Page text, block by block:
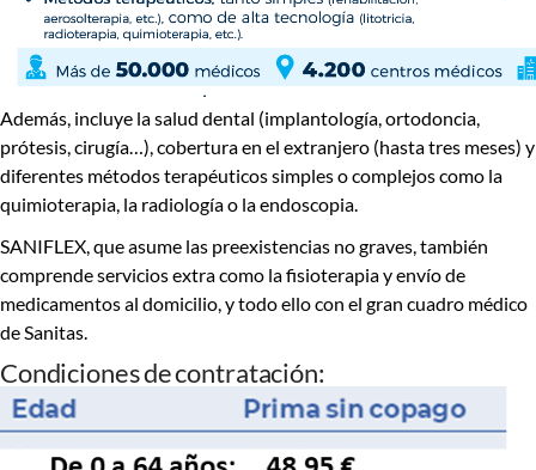
Además, incluye lasalud dental (implantología, ortodoncia,
prótesis, cirugía…), cobertura en el extranjero (hasta tres meses) y
diferentes métodos terapéuticos simples o complejoscomo la
quimioterapia, la radiología o la endoscopia.
SANIFLEX, queasume las preexistencias no graves , también
comprende servicios extra como lafisioterapia yenvío de
medicamentos al domicilio , y todo ello con el gran cuadro médico
de Sanitas.
Condiciones de contratación: